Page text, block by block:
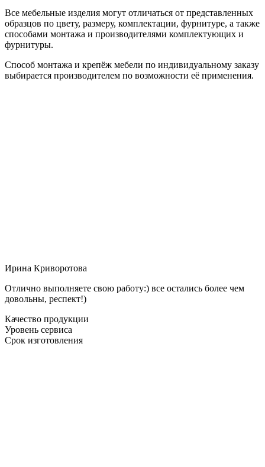
Все мебельные изделия могут отличаться от представленных
образцов по цвету, размеру, комплектации, фурнитуре, а также
способами монтажа и производителями комплектующих и
фурнитуры.
Способ монтажа и крепёж мебели по индивидуальному заказу
выбирается производителем по возможности её применения.
Ирина Криворотова
Отлично выполняете свою работу:) все остались более чем
довольны, респект!)
Качество продукции
Уровень сервиса
Срок изготовления